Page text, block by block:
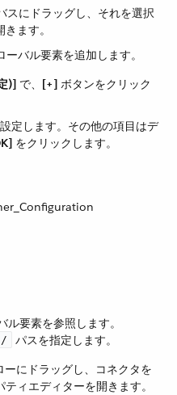
スにドラッグし、それを選択
ます。
バル要素を追加します。
)] ​ で、​ [+] ​ ボタンをクリック
定します。その他の項目はデ
​ をクリックします。
ル要素を参照します。
/
​ パスを指定します。
にドラッグし、コネクタを
ィエディターを開きます。